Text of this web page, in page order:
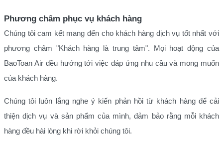
Phương châm phục vụ khách hàng
Chúng tôi cam kết mang đến cho khách hàng dịch vụ tốt nhất với
phương châm "Khách hàng là trung tâm". Mọi hoạt động của
BaoToan Air đều hướng tới việc đáp ứng nhu cầu và mong muốn
của khách hàng.
Chúng tôi luôn lắng nghe ý kiến phản hồi từ khách hàng để cải
thiện dịch vụ và sản phẩm của mình, đảm bảo rằng mỗi khách
hàng đều hài lòng khi rời khỏi chúng tôi.